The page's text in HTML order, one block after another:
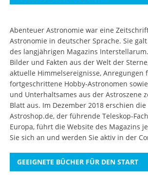
Abenteuer Astronomie war eine
Astronomie in deutscher Sprache. Sie
des langjährigen Magazins
Bilder und Fakten aus der Welt der
aktuelle Himmelsereignisse, Anregungen
fortgeschrittene Hobby-Astronomen
und Unterhaltsames aus der Astroszene
Blatt aus. Im Dezember 2018 erschien
Astroshop.de, der führende Teleskop-
Europa, führt die Website des Magazins
Sie sich an und werden Sie aktiv in der
GEEIGNETE BÜCHER FÜR DEN START